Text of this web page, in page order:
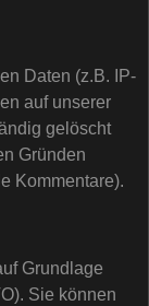
Daten (z.B. IP-
auf unserer
gelöscht
Gründen
Kommentare).
Grundlage
Sie können